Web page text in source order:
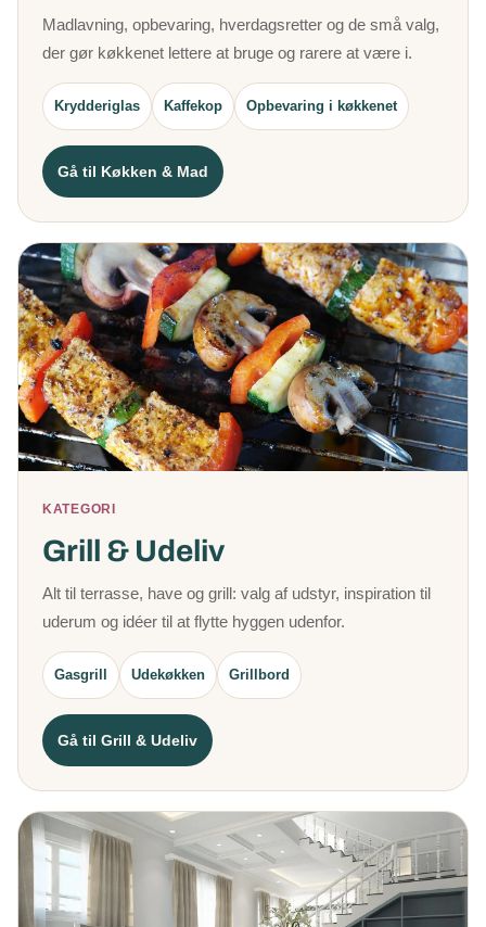
Madlavning, opbevaring, hverdagsretter og de små valg,
der gør køkkenet lettere at bruge og rarere at være i.
Krydderiglas Kaffekop Opbevaring i køkkenet
Gå til Køkken & Mad
KATEGORI
Grill & Udeliv
Alt til terrasse, have og grill: valg af udstyr, inspiration til
uderum og idéer til at flytte hyggen udenfor.
Gasgrill Udekøkken Grillbord
Gå til Grill & Udeliv